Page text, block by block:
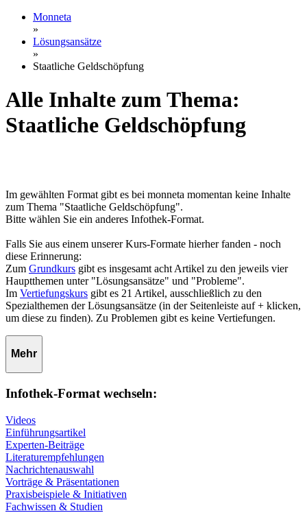
Monneta
»
Lösungsansätze
»
Staatliche Geldschöpfung
Alle Inhalte zum Thema:
Staatliche Geldschöpfung
Im gewählten Format gibt es bei monneta momentan keine Inhalte
zum Thema "Staatliche Geldschöpfung".
Bitte wählen Sie ein anderes Infothek-Format.
Falls Sie aus einem unserer Kurs-Formate hierher fanden - noch
diese Erinnerung:
Zum Grundkurs gibt es insgesamt acht Artikel zu den jeweils vier
Hauptthemen unter "Lösungsansätze" und "Probleme".
Im Vertiefungskurs gibt es 21 Artikel, ausschließlich zu den
Spezialthemen der Lösungsansätze (in der Seitenleiste auf + klicken,
um diese zu finden). Zu Problemen gibt es keine Vertiefungen.
Mehr
Infothek-Format wechseln:
Videos
Einführungsartikel
Experten-Beiträge
Literaturempfehlungen
Nachrichtenauswahl
Vorträge & Präsentationen
Praxisbeispiele & Initiativen
Fachwissen & Studien